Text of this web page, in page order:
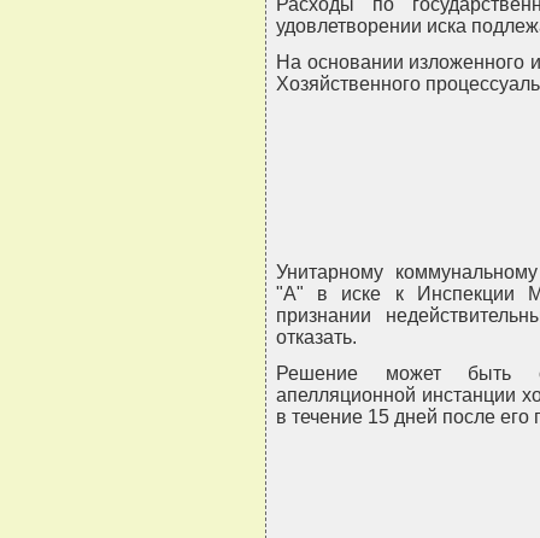
Расходы по
удовлетворении иска
На основании изложенного
Хозяйственного
Унитарному
"А" в иске к Инспекции
признании
отказать.
Решение может быть
апелляционной инстанции
в течение 15 дней после его